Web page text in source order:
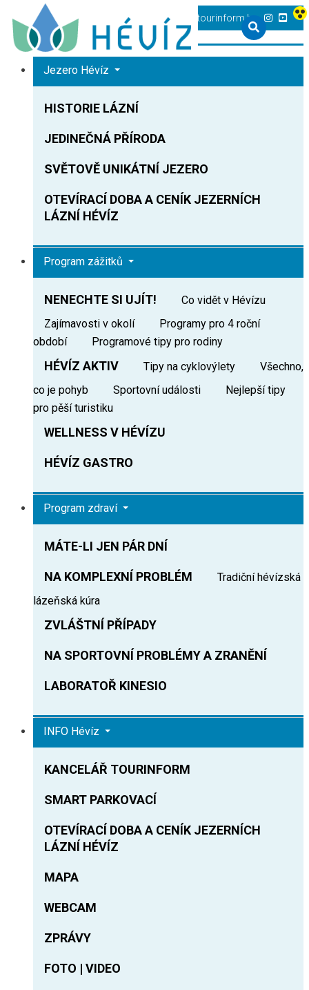
+36 83 540 131 heviz@tourinform.hu
Jezero Hévíz
HISTORIE LÁZNÍ
JEDINEČNÁ PŘÍRODA
SVĚTOVĚ UNIKÁTNÍ JEZERO
OTEVÍRACÍ DOBA A CENÍK JEZERNÍCH
LÁZNÍ HÉVÍZ
Program zážitků
NENECHTE SI UJÍT!
Co vidět v Hévízu
Zajímavosti v okolí
Programy pro 4 roční
období
Programové tipy pro rodiny
HÉVÍZ AKTIV Tipy na cyklovýlety
Všechno,
co je pohyb
Sportovní události
Nejlepší tipy
pro pěší turistiku
WELLNESS V HÉVÍZU
HÉVÍZ GASTRO
Program zdraví
MÁTE-LI JEN PÁR DNÍ
NA KOMPLEXNÍ PROBLÉM
Tradiční hévízská
lázeňská kúra
ZVLÁŠTNÍ PŘÍPADY
NA SPORTOVNÍ PROBLÉMY A ZRANĚNÍ
LABORATOŘ KINESIO
INFO Hévíz
KANCELÁŘ TOURINFORM
SMART PARKOVACÍ
OTEVÍRACÍ DOBA A CENÍK JEZERNÍCH
LÁZNÍ HÉVÍZ
MAPA
WEBCAM
ZPRÁVY
FOTO | VIDEO